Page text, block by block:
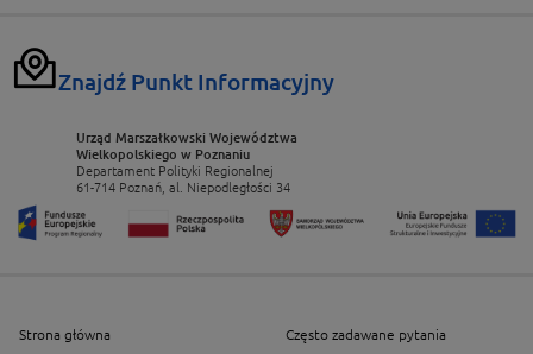
Znajdź Punkt Informacyjny
Urząd Marszałkowski Województwa
Wielkopolskiego w Poznaniu
Departament Polityki Regionalnej
61-714 Poznań, al. Niepodległości 34
Strona główna
Często zadawane pytania